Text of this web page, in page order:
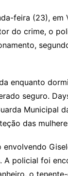
feira (23),
do crime, o
enquanto
seguro.
Municipal
das
envolvendo
A policial foi